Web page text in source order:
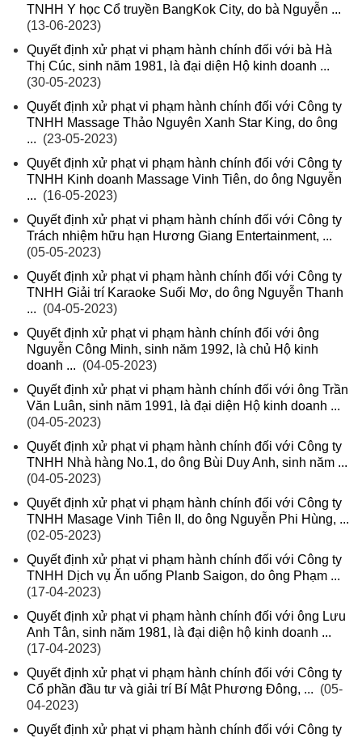
TNHH Y học Cổ truyền BangKok City, do bà Nguyễn ...
(13-06-2023)
Quyết định xử phạt vi phạm hành chính đối với bà Hà
Thị Cúc, sinh năm 1981, là đại diện Hộ kinh doanh ...
(30-05-2023)
Quyết định xử phạt vi phạm hành chính đối với Công ty
TNHH Massage Thảo Nguyên Xanh Star King, do ông
... (23-05-2023)
Quyết định xử phạt vi phạm hành chính đối với Công ty
TNHH Kinh doanh Massage Vinh Tiên, do ông Nguyễn
... (16-05-2023)
Quyết định xử phạt vi phạm hành chính đối với Công ty
Trách nhiệm hữu hạn Hương Giang Entertainment, ...
(05-05-2023)
Quyết định xử phạt vi phạm hành chính đối với Công ty
TNHH Giải trí Karaoke Suối Mơ, do ông Nguyễn Thanh
... (04-05-2023)
Quyết định xử phạt vi phạm hành chính đối với ông
Nguyễn Công Minh, sinh năm 1992, là chủ Hộ kinh
doanh ... (04-05-2023)
Quyết định xử phạt vi phạm hành chính đối với ông Trần
Văn Luân, sinh năm 1991, là đại diện Hộ kinh doanh ...
(04-05-2023)
Quyết định xử phạt vi phạm hành chính đối với Công ty
TNHH Nhà hàng No.1, do ông Bùi Duy Anh, sinh năm ...
(04-05-2023)
Quyết định xử phạt vi phạm hành chính đối với Công ty
TNHH Masage Vinh Tiên II, do ông Nguyễn Phi Hùng, ...
(02-05-2023)
Quyết định xử phạt vi phạm hành chính đối với Công ty
TNHH Dịch vụ Ăn uống Planb Saigon, do ông Phạm ...
(17-04-2023)
Quyết định xử phạt vi phạm hành chính đối với ông Lưu
Anh Tân, sinh năm 1981, là đại diện hộ kinh doanh ...
(17-04-2023)
Quyết định xử phạt vi phạm hành chính đối với Công ty
Cổ phần đầu tư và giải trí Bí Mật Phương Đông, ... (05-
04-2023)
Quyết định xử phạt vi phạm hành chính đối với Công ty